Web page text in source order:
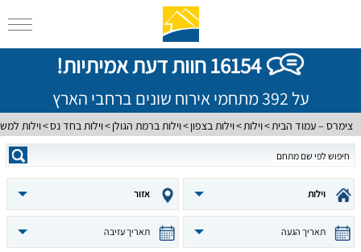
16154 חוות דעת אמיתיות!
על 392 מתחמי אירוח שונים ברחבי הארץ
צימרס – עמוד הבית וילות וילות בצפון וילות ברמת הגולן וילות בחד נס וילות
וילות אזור
תאריך הגעה תאריך עזיבה